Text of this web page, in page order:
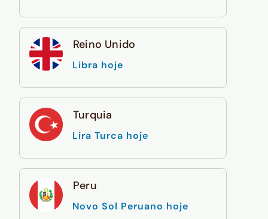
Reino Unido
Libra hoje
Turquia
Lira Turca hoje
Peru
Novo Sol Peruano hoje